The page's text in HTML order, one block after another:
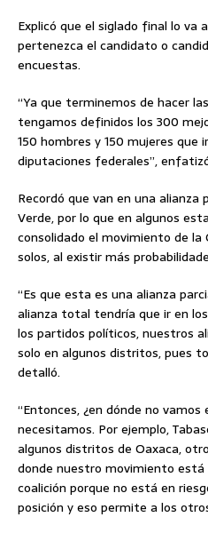
Explicó que el siglado final lo
pertenezca el candidato o
encuestas.
“Ya que terminemos de hacer
tengamos definidos los 300
150 hombres y 150 mujeres que
diputaciones federales”,
Recordó que van en una alianza
Verde, por lo que en algunos
consolidado el movimiento de
solos, al existir más
“Es que esta es una alianza
alianza total tendría que ir en
los partidos políticos, nuestros
solo en algunos distritos, pues
detalló.
“Entonces, ¿en dónde no vamos
necesitamos. Por ejemplo,
algunos distritos de Oaxaca,
donde nuestro movimiento
coalición porque no está en
posición y eso permite a los